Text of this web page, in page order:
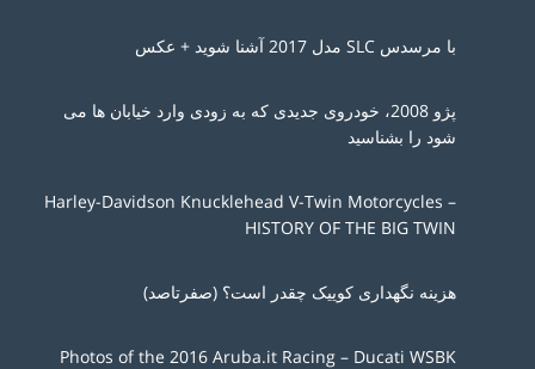
با مرسدس SLC مدل 2017 آشنا شوید + عکس
پژو 2008، خودروی جدیدی که به زودی وارد خیابان ها می
شود را بشناسید
Harley-Davidson Knucklehead V-Twin Motorcycles –
HISTORY OF THE BIG TWIN
هزینه نگهداری کوییک چقدر است؟ (صفرتاصد)
Photos of the 2016 Aruba.it Racing – Ducati WSBK